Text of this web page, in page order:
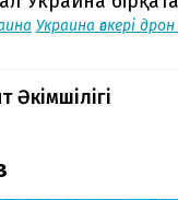
Украина әскері дрон
Әкімшілігі